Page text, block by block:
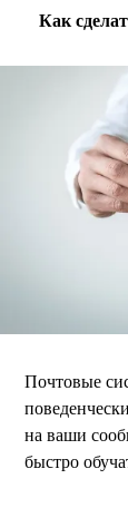
Как
Почтовые
на ваши
быстро